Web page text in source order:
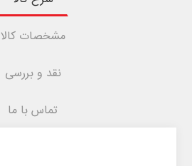
مشخصات کالا
نقد و بررسی
تماس با ما